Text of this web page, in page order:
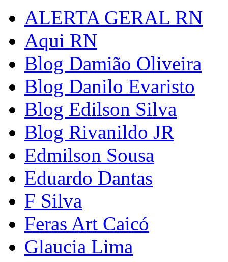
ALERTA GERAL RN
Aqui RN
Blog Damião Oliveira
Blog Danilo Evaristo
Blog Edilson Silva
Blog Rivanildo JR
Edmilson Sousa
Eduardo Dantas
F Silva
Feras Art Caicó
Glaucia Lima